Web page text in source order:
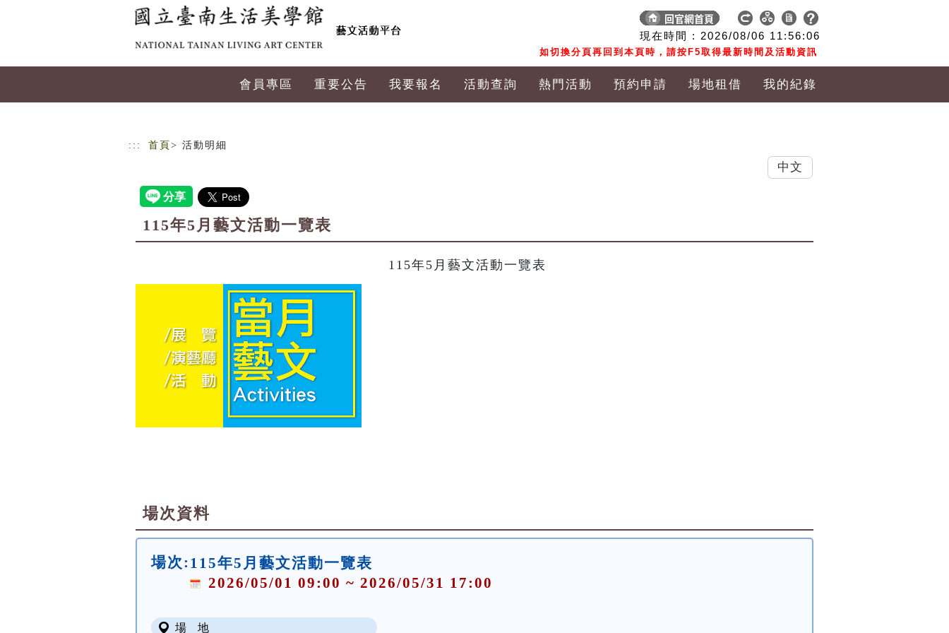
現在時間 : 2026/08/06 11:56:06
如切換分頁再回到本頁時，請按F5取得最新時間及活動資訊
會員專區 重要公告 我要報名 活動查詢 熱門活動 預約申請 場地租借 我的紀錄
::: 首頁 > 活動明細
115年5月藝文活動一覽表
115年5月藝文活動一覽表
場次資料
場次: 115年5月藝文活動一覽表
2026/05/01 09:00 ~ 2026/05/31 17:00
場 地